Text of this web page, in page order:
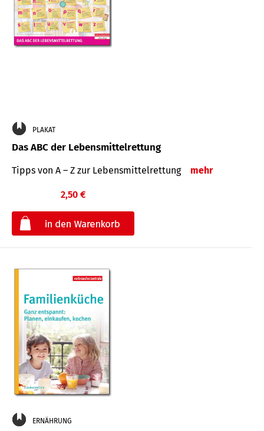
PLAKAT
Das ABC der Lebensmittelrettung
Tipps von A – Z zur Lebensmittelrettung mehr
2,50 €
ERNÄHRUNG